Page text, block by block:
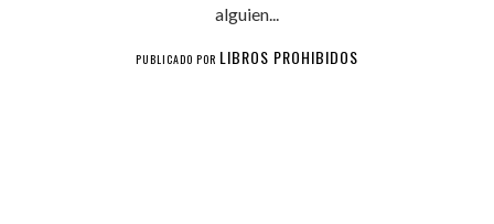
alguien...
PUBLICADO POR LIBROS PROHIBIDOS